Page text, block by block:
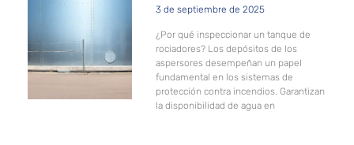
3 de septiembre de 2025
¿Por qué inspeccionar un tanque de
rociadores? Los depósitos de los
aspersores desempeñan un papel
fundamental en los sistemas de
protección contra incendios. Garantizan
la disponibilidad de agua en